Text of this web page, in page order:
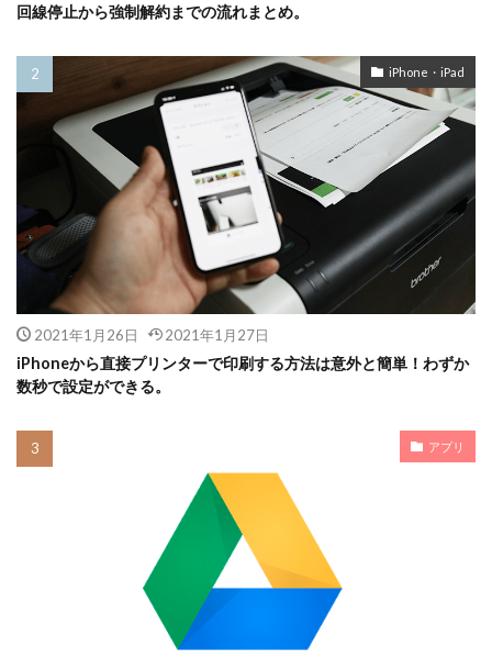
回線停止から強制解約までの流れまとめ。
iPhone・iPad
2021年1月26日 2021年1月27日
iPhoneから直接プリンターで印刷する方法は意外と簡単！わずか
数秒で設定ができる。
アプリ